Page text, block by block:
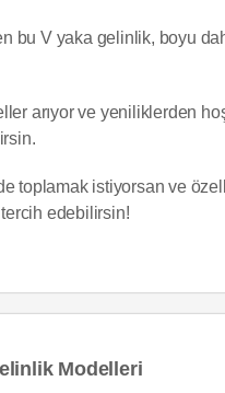
bu V yaka gelinlik, boyu
arıyor ve yeniliklerden
toplamak istiyorsan ve
edebilirsin!
Modelleri